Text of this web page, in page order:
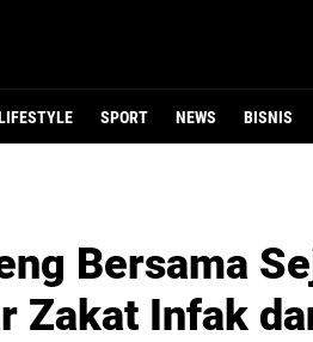
SPORT NEWS BISNIS
Bersama
Zakat Infak